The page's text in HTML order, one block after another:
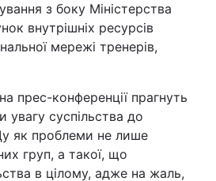
з боку Міністерства
внутрішніх ресурсів
мережі тренерів,
прес-конференції прагнуть
увагу суспільства до
як проблеми не лише
груп, а такої, що
в цілому, адже на жаль,